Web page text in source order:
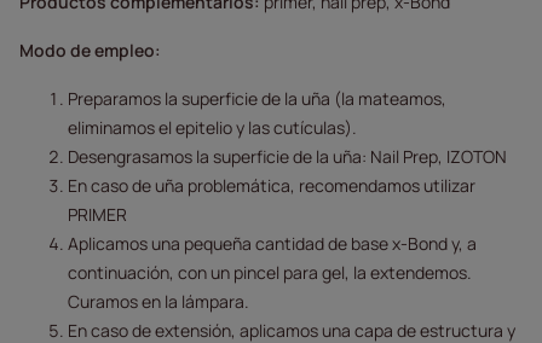
Modo de empleo:
Preparamos la superficie de la uña (la mateamos,
eliminamos el epitelio y las cutículas).
Desengrasamos la superficie de la uña: Nail Prep, IZOTON
En caso de uña problemática, recomendamos utilizar
PRIMER
Aplicamos una pequeña cantidad de base x-Bond y, a
continuación, con un pincel para gel, la extendemos.
Curamos en la lámpara.
En caso de extensión, aplicamos una capa de estructura y